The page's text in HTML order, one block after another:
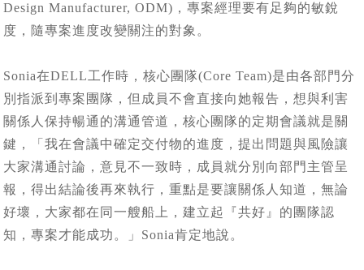
Design Manufacturer, ODM)，專案經理要有足夠的敏銳
度，隨專案進度改變關注的對象。
Sonia在DELL工作時，核心團隊(Core Team)是由各部門分
別指派到專案團隊，但成員不會直接向她報告，想與利害
關係人保持暢通的溝通管道，核心團隊的定期會議就是關
鍵，「我在會議中確定交付物的進度，提出問題與風險讓
大家溝通討論，意見不一致時，成員就分別向部門主管呈
報，得出結論後再來執行，重點是要讓關係人知道，無論
好壞，大家都在同一艘船上，建立起『共好』的團隊認
知，專案才能成功。」Sonia肯定地說。